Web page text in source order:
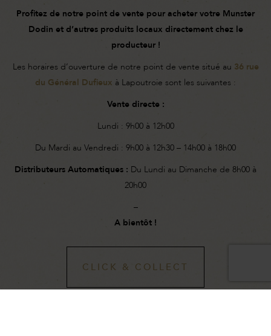
Profitez de notre point de vente pour acheter votre Munster
Dodin et d’autres produits locaux directement chez le
producteur !
Les horaires d’ouverture de notre point de vente situé au 36 rue
du Général Dufieux à Lapoutroie sont les suivantes :
Vente directe:
Lundi : 9h00 à 12h00
Du Mardi au Vendredi : 9h00 à 12h30 – 14h00 à 18h00
Distributeurs Automatiques : Du Lundi au Dimanche de 8h00 à
20h00
–
A bientôt !
CLICK & COLLECT